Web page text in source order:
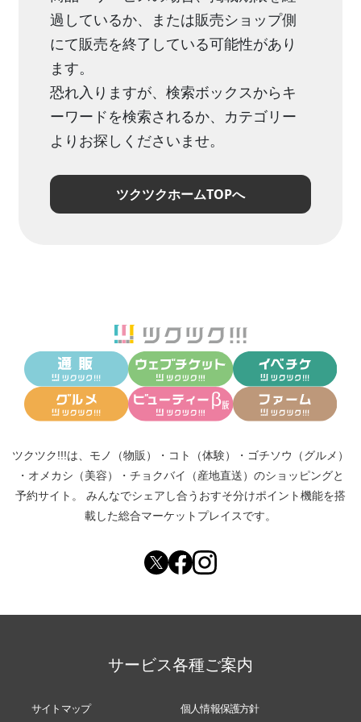
過しているか、または販売ショップ側
にて販売を終了している可能性があり
ます。
恐れ入りますが、検索ボックスからキ
ーワードを検索されるか、カテゴリー
よりお探しくださいませ。
ツクツクホームTOPへ
ツクツク!!!は、 モノ（物販） ・ コト（体験） ・ ゴチソウ（グルメ）
・ オメカシ（美容） ・ チョクバイ（産地直送） のショッピングと
予約サイト。
みんなでシェアし合う おすそ分けポイント機能を搭
載した総合マーケットプレイスです。
サービス各種ご案内
サイトマップ 個人情報保護方針